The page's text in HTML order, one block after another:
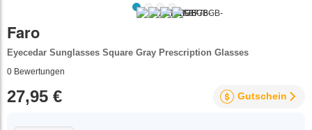
Faro
Eyecedar Sunglasses Square Gray Prescription Glasses
0 Bewertungen
27,95 € Gutschein